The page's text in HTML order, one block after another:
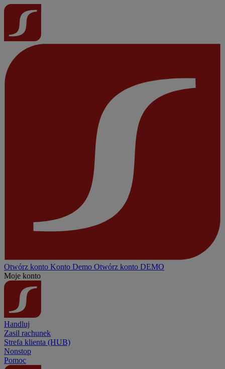
Otwórz konto Konto Demo Otwórz konto DEMO
Moje konto
Handluj
Zasil rachunek
Strefa klienta (HUB)
Nonstop
Pomoc